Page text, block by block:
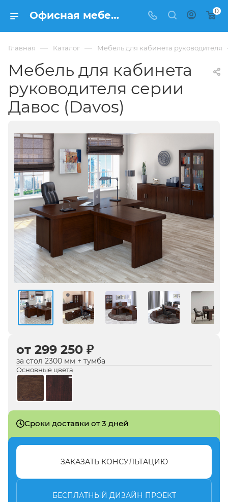
Офисная мебель для кабинета руководителя серии Давос (Davos) по цене от 299250 руб (за стол 2300 мм + тумба) - интернет-магазин ФРАНКОМ 0
Главная — Каталог — Мебель для кабинета руководителя
Мебель для кабинета
руководителя серии
Давос (Davos)
от 299 250 ₽
за стол 2300 мм + тумба
Основные цвета
Сроки доставки от 3 дней
ЗАКАЗАТЬ КОНСУЛЬТАЦИЮ
БЕСПЛАТНЫЙ ДИЗАЙН ПРОЕКТ